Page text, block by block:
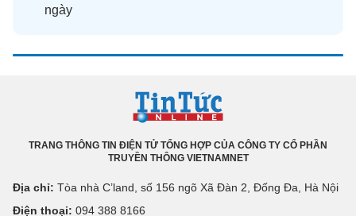
ngày
TRANG THÔNG TIN ĐIỆN TỬ TỔNG HỢP CỦA CÔNG TY CỔ PHẦN
TRUYỀN THÔNG VIETNAMNET
Địa chỉ: Tòa nhà C’land, số 156 ngõ Xã Đàn 2, Đống Đa, Hà Nội
Điện thoại: 094 388 8166